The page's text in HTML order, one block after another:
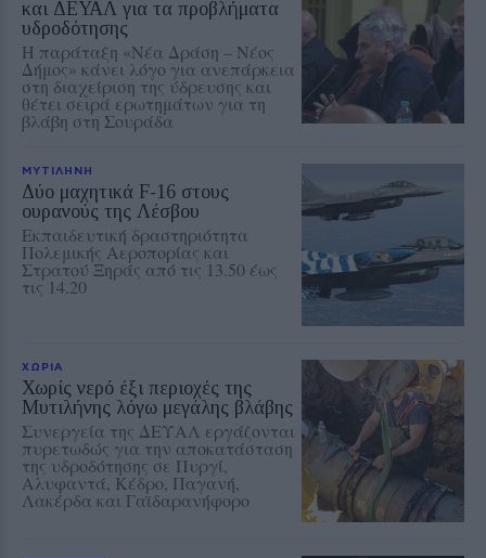
και ΔΕΥΑΛ για τα προβλήματα
υδροδότησης
Η παράταξη «Νέα Δράση – Νέος
Δήμος» κάνει λόγο για ανεπάρκεια
στη διαχείριση της ύδρευσης και
θέτει σειρά ερωτημάτων για τη
βλάβη στη Σουράδα
ΜΥΤΙΛΗΝΗ
Δύο μαχητικά F‑16 στους
ουρανούς της Λέσβου
Εκπαιδευτική δραστηριότητα
Πολεμικής Αεροπορίας και
Στρατού Ξηράς από τις 13.50 έως
τις 14.20
ΧΩΡΙΑ
Χωρίς νερό έξι περιοχές της
Μυτιλήνης λόγω μεγάλης βλάβης
Συνεργεία της ΔΕΥΑΛ εργάζονται
πυρετωδώς για την αποκατάσταση
της υδροδότησης σε Πυργί,
Αλυφαντά, Κέδρο, Παγανή,
Λακέρδα και Γαϊδαρανήφορο